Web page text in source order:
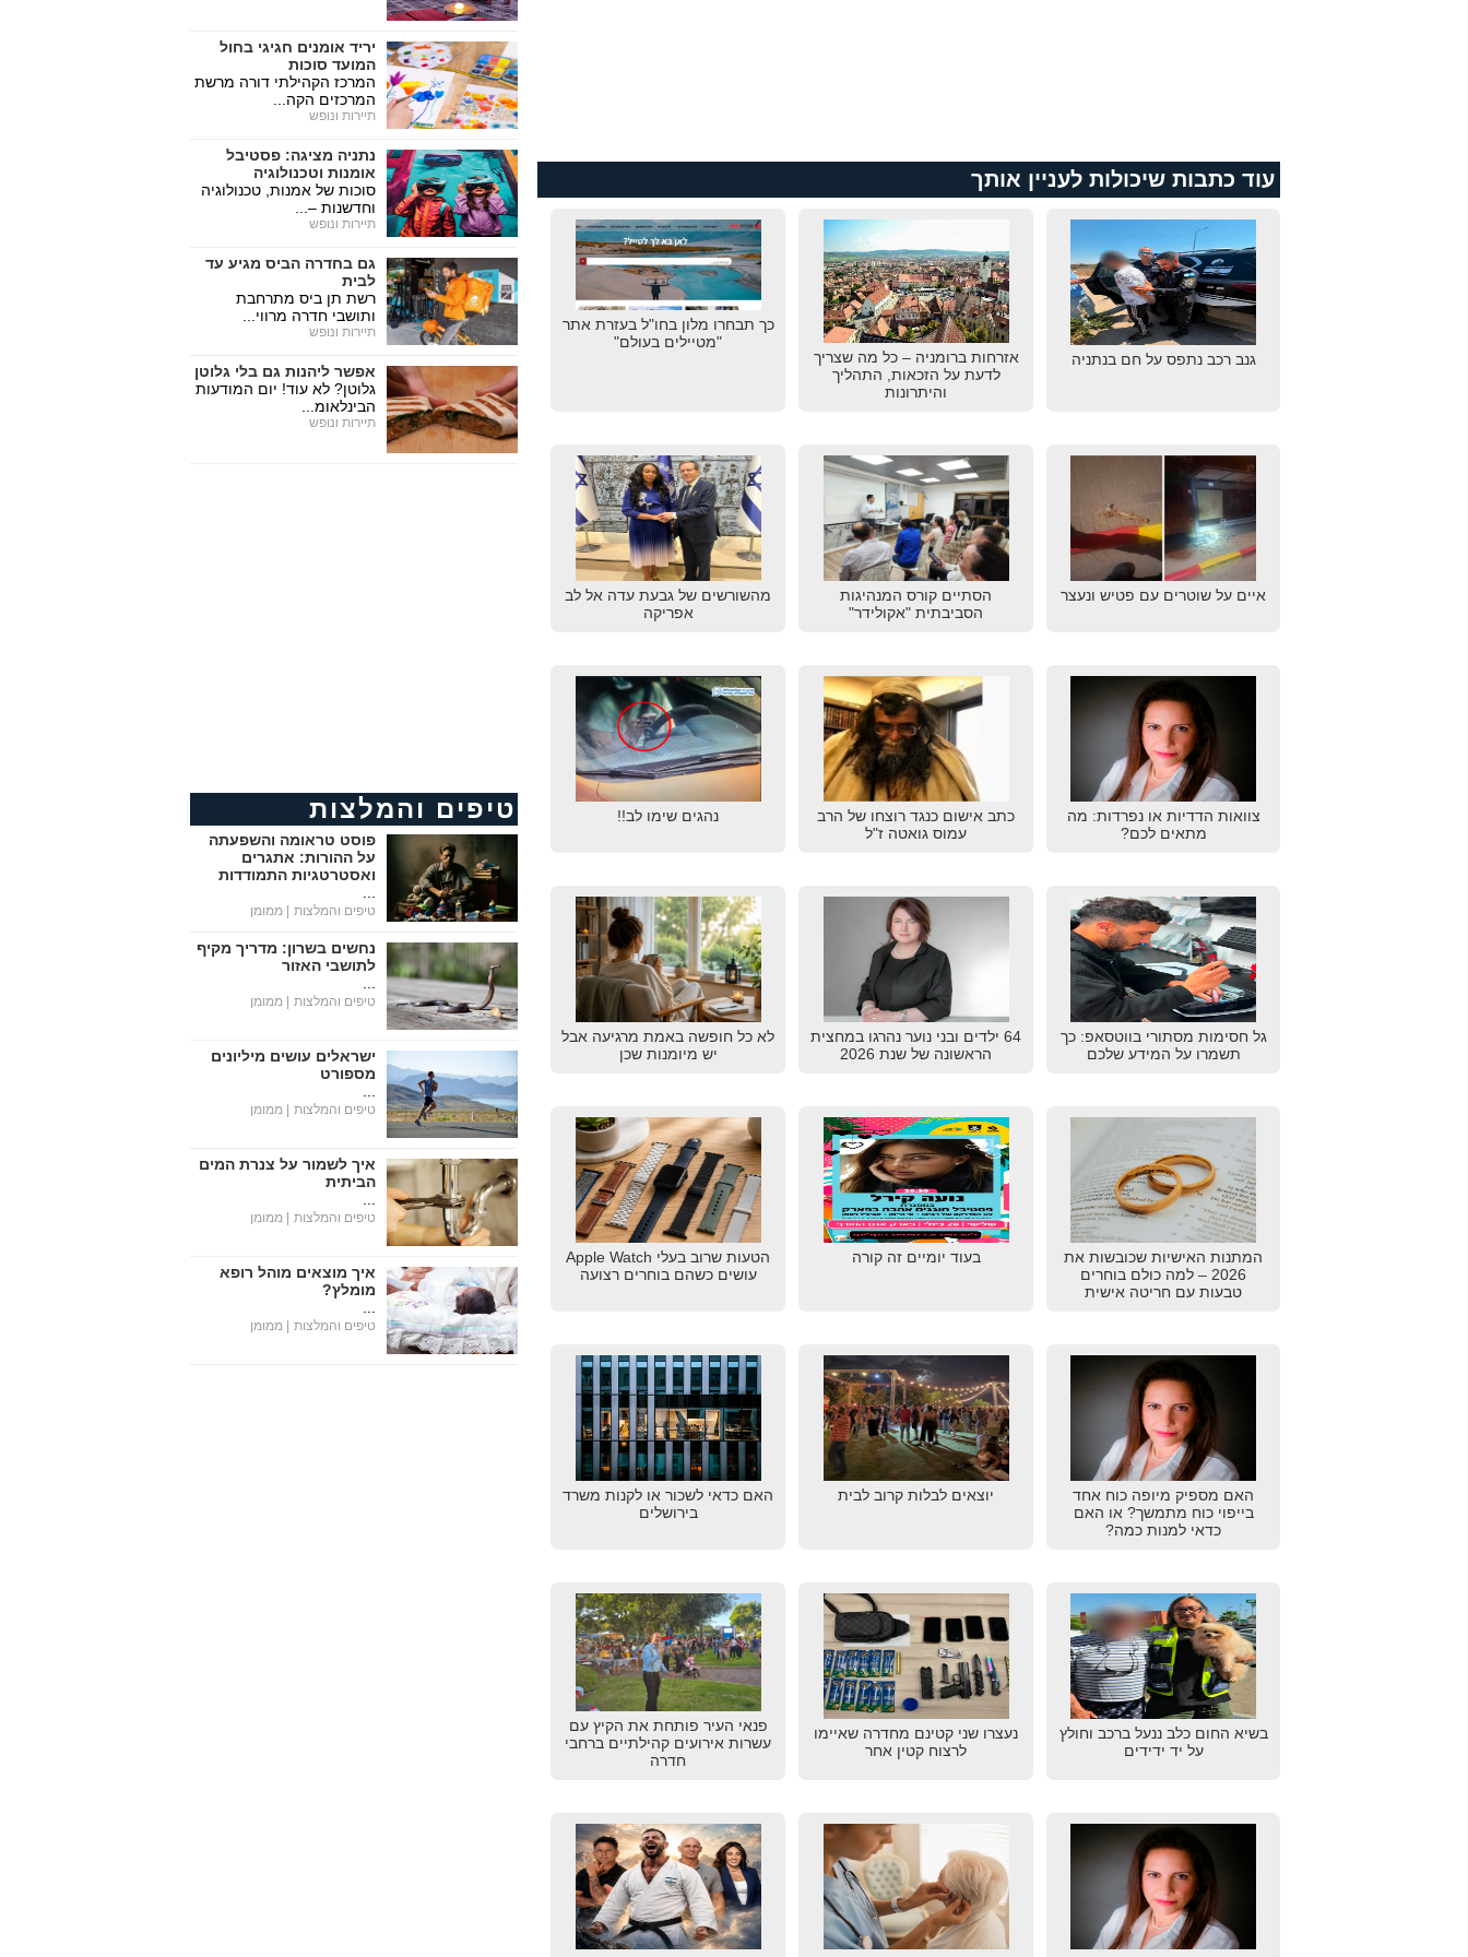
עוד כתבות שיכולות לעניין אותך
גנב רכב נתפס על חם בנתניה
אזרחות ברומניה – כל מה שצריך
לדעת על הזכאות, התהליך
והיתרונות
כך תבחרו מלון בחו"ל בעזרת אתר
"מטיילים בעולם"
איים על שוטרים עם פטיש ונעצר
הסתיים קורס המנהיגות
הסביבתית "אקולידר"
מהשורשים של גבעת עדה אל לב
אפריקה
צוואות הדדיות או נפרדות: מה
מתאים לכם?
כתב אישום כנגד רוצחו של הרב
עמוס גואטה ז"ל
נהגים שימו לב!!
גל חסימות מסתורי בווטסאפ: כך
תשמרו על המידע שלכם
64 ילדים ובני נוער נהרגו במחצית
הראשונה של שנת 2026
לא כל חופשה באמת מרגיעה אבל
יש מיומנות שכן
המתנות האישיות שכובשות את
2026 – למה כולם בוחרים
טבעות עם חריטה אישית
בעוד יומיים זה קורה
הטעות שרוב בעלי Apple Watch
עושים כשהם בוחרים רצועה
האם מספיק מיופה כוח אחד
בייפוי כוח מתמשך? או האם
כדאי למנות כמה?
יוצאים לבלות קרוב לבית
האם כדאי לשכור או לקנות משרד
בירושלים
בשיא החום כלב ננעל ברכב וחולץ
על יד ידידים
נעצרו שני קטינם מחדרה שאיימו
לרצוח קטין אחר
פנאי העיר פותחת את הקיץ עם
עשרות אירועים קהילתיים ברחבי
חדרה
יריד אומנים חגיגי בחול
המועד סוכות
המרכז הקהילתי דורה מרשת
המרכזים הקה...
תיירות ונופש
נתניה מציגה: פסטיבל
אומנות וטכנולוגיה
סוכות של אמנות, טכנולוגיה
וחדשנות –...
תיירות ונופש
גם בחדרה הביס מגיע עד
לבית
רשת תן ביס מתרחבת
ותושבי חדרה מרווי...
תיירות ונופש
אפשר ליהנות גם בלי גלוטן
גלוטן? לא עוד! יום המודעות
הבינלאומ...
תיירות ונופש
טיפים והמלצות
פוסט טראומה והשפעתה
על ההורות: אתגרים
ואסטרטגיות התמודדות
טיפים והמלצות | ממומן
נחשים בשרון: מדריך מקיף
לתושבי האזור
טיפים והמלצות | ממומן
ישראלים עושים מיליונים
מספורט
טיפים והמלצות | ממומן
איך לשמור על צנרת המים
הביתית
טיפים והמלצות | ממומן
איך מוצאים מוהל רופא
מומלץ?
טיפים והמלצות | ממומן